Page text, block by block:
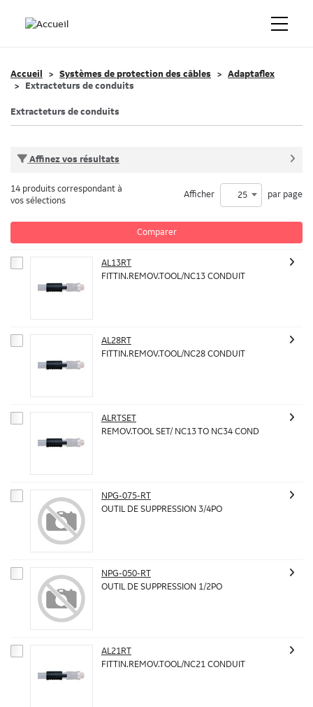
Accueil Systèmes de protection des câbles
Adaptaflex
Extracteturs de conduits
Extracteturs de conduits
Affinez vos résultats
Comparer
14 produits correspondant à
vos sélections
Afficher 25 par page
AL13RT
FITTIN.REMOV.TOOL/NC13 CONDUIT
AL28RT
FITTIN.REMOV.TOOL/NC28 CONDUIT
ALRTSET
REMOV.TOOL SET/ NC13 TO NC34 COND
NPG-075-RT
OUTIL DE SUPPRESSION 3/4PO
NPG-050-RT
OUTIL DE SUPPRESSION 1/2PO
AL21RT
FITTIN.REMOV.TOOL/NC21 CONDUIT